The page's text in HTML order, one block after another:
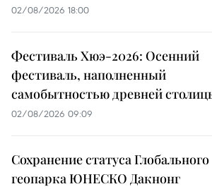
02/08/2026 18:00
Фестиваль Хюэ-2026: Осенний
фестиваль, наполненный
самобытностью древней
02/08/2026 09:09
Сохранение статуса Глобального
геопарка ЮНЕСКО Дакнонг